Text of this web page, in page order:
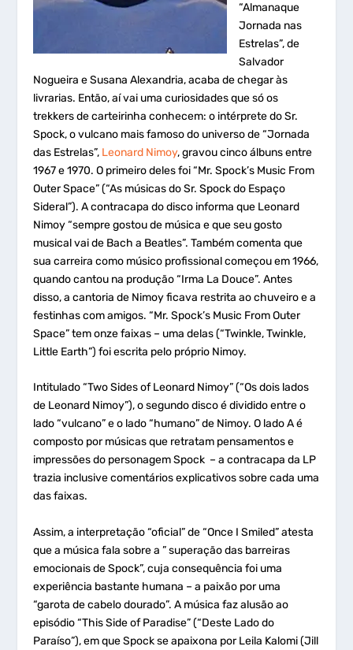
“Almanaque
Jornada nas
Estrelas”, de
Salvador
Nogueira e Susana Alexandria, acaba de chegar às
livrarias. Então, aí vai uma curiosidades que só os
trekkers de carteirinha conhecem: o intérprete do Sr.
Spock, o vulcano mais famoso do universo de “Jornada
das Estrelas”, Leonard Nimoy, gravou cinco álbuns entre
1967 e 1970. O primeiro deles foi “Mr. Spock’s Music From
Outer Space” (“As músicas do Sr. Spock do Espaço
Sideral”). A contracapa do disco informa que Leonard
Nimoy “sempre gostou de música e que seu gosto
musical vai de Bach a Beatles”. Também comenta que
sua carreira como músico profissional começou em 1966,
quando cantou na produção “Irma La Douce”. Antes
disso, a cantoria de Nimoy ficava restrita ao chuveiro e a
festinhas com amigos. “Mr. Spock’s Music From Outer
Space” tem onze faixas – uma delas (“Twinkle, Twinkle,
Little Earth”) foi escrita pelo próprio Nimoy.
Intitulado “Two Sides of Leonard Nimoy” (“Os dois lados
de Leonard Nimoy”), o segundo disco é dividido entre o
lado “vulcano” e o lado “humano” de Nimoy. O lado A é
composto por músicas que retratam pensamentos e
impressões do personagem Spock – a contracapa da LP
trazia inclusive comentários explicativos sobre cada uma
das faixas.
Assim, a interpretação “oficial” de “Once I Smiled” atesta
que a música fala sobre a ” superação das barreiras
emocionais de Spock”, cuja consequência foi uma
experiência bastante humana – a paixão por uma
“garota de cabelo dourado”. A música faz alusão ao
episódio “This Side of Paradise” (“Deste Lado do
Paraíso”), em que Spock se apaixona por Leila Kalomi (Jill